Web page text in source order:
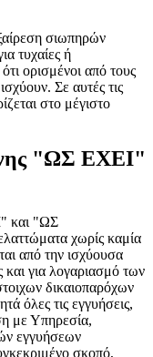
σιωπηρών
τυχαίες ή
ορισμένοι από τους
Σε αυτές τις
στο μέγιστο
"ΩΣ ΕΧΕΙ"
και "ΩΣ
χωρίς καμία
από την ισχύουσα
και για λογαριασμό των
δικαιοπαρόχων
όλες τις εγγυήσεις,
με Υπηρεσία,
εγγυήσεων
σκοπό,